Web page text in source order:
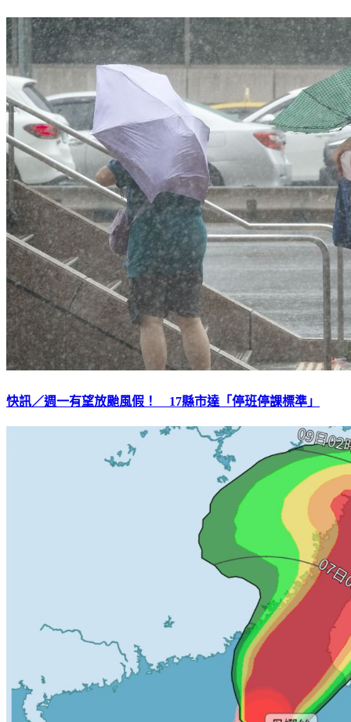
快訊／週一有望放颱風假！ 17縣市達「停班停課標準」